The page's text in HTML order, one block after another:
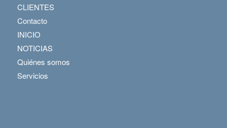
CLIENTES
Contacto
INICIO
NOTICIAS
Quiénes somos
Servicios